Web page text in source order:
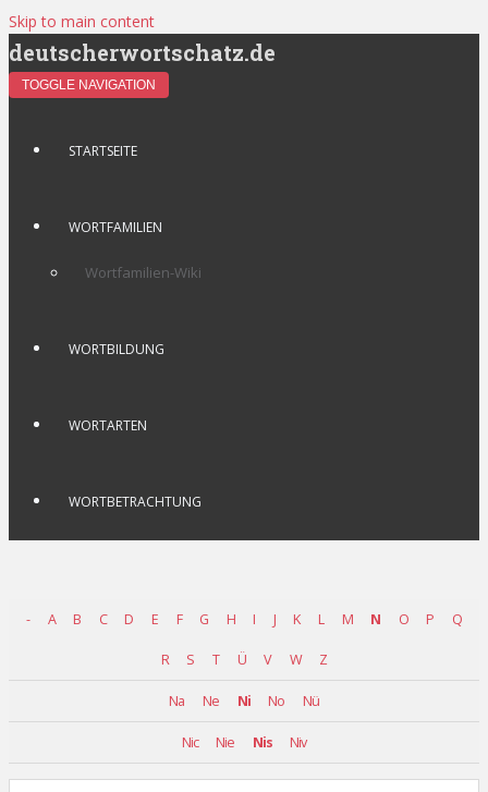
Skip to main content
deutscherwortschatz.de
TOGGLE NAVIGATION
STARTSEITE
WORTFAMILIEN
Wortfamilien-Wiki
WORTBILDUNG
WORTARTEN
WORTBETRACHTUNG
- A B C D E F G H I J K L M N O P Q
R S T Ü V W Z
Na Ne Ni No Nü
Nic Nie Nis Niv